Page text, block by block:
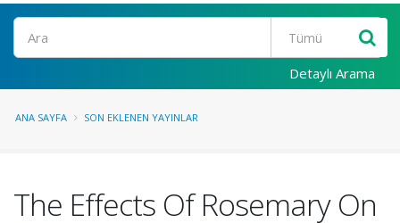
Ara
Detaylı Arama
ANA SAYFA SON EKLENEN YAYINLAR
The Effects Of Rosemary On